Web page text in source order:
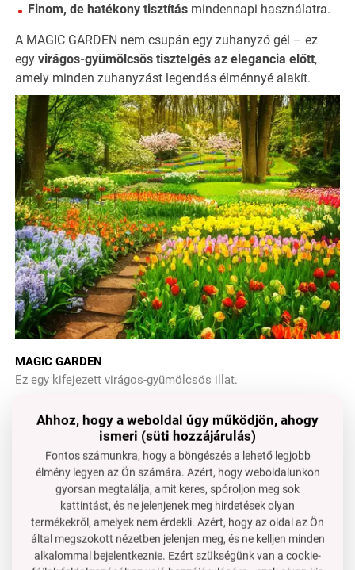
Finom, de hatékony tisztítás mindennapi használatra.
A MAGIC GARDEN nem csupán egy zuhanyzó gél – ez
egy virágos-gyümölcsös tisztelgés az elegancia előtt,
amely minden zuhanyzást legendás élménnyé alakít.
MAGIC GARDEN
Ez egy kifejezett virágos-gyümölcsös illat.
Illattípus: virágos, gyümölcsös
: jázmin, neroli, geránium
Alap: muskus, szantálfa
Természetbarát zuhanyzó gélglicerin és Aloe vera, 320 ml.
Ahhoz, hogy a weboldal úgy működjön, ahogy
ismeri (süti hozzájárulás)
Fontos számunkra, hogy a böngészés a lehető legjobb
élmény legyen az Ön számára. Azért, hogy weboldalunkon
gyorsan megtalálja, amit keres, spóroljon meg sok
kattintást, és ne jelenjenek meg hirdetések olyan
termékekről, amelyek nem érdekli. Azért, hogy az oldal az Ön
által megszokott nézetben jelenjen meg, és ne kelljen minden
alkalommal bejelentkeznie. Ezért szükségünk van a cookie-